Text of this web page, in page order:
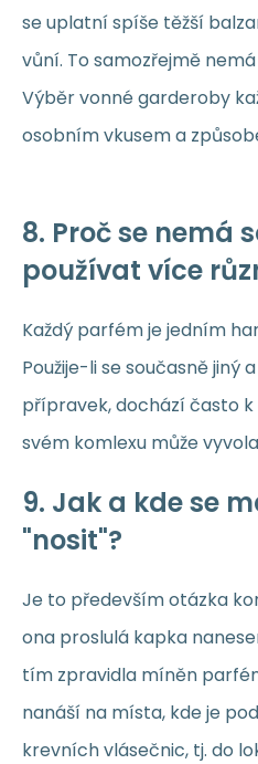
se uplatní spíše těžší
vůní. To samozřejmě
Výběr vonné garderoby
osobním vkusem a
8. Proč se nemá
používat více
Každý parfém je jedním
Použije-li se současně jiný
přípravek, dochází často
svém komlexu může
9. Jak a kde se
"nosit"?
Je to především otázka
ona proslulá kapka
tím zpravidla míněn
nanáší na místa, kde je
krevních vlásečnic, tj. do